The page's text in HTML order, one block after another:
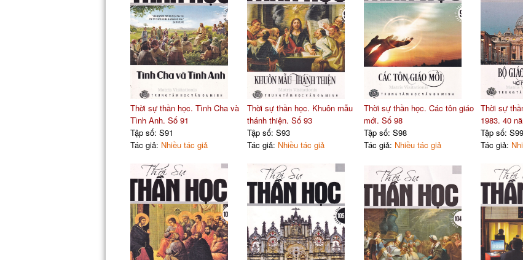
Thời sự thần học. Tình Cha và
Tình Anh. Số 91
Tập số: S91
Tác giả: Nhiều tác giả
Thời sự thần học. Khuôn mẫu
thánh thiện. Số 93
Tập số: S93
Tác giả: Nhiều tác giả
Thời sự thần học. Các tôn giáo
mới. Số 98
Tập số: S98
Tác giả: Nhiều tác giả
Thời sự
1983. 40
Tập số: S99
Tác giả: